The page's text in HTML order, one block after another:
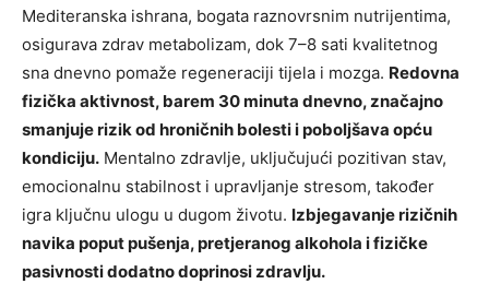
Mediteranska ishrana, bogata raznovrsnim nutrijentima,
osigurava zdrav metabolizam, dok 7–8 sati kvalitetnog
sna dnevno pomaže regeneraciji tijela i mozga. Redovna
fizička aktivnost, barem 30 minuta dnevno, značajno
smanjuje rizik od hroničnih bolesti i poboljšava opću
kondiciju. Mentalno zdravlje, uključujući pozitivan stav,
emocionalnu stabilnost i upravljanje stresom, također
igra ključnu ulogu u dugom životu. Izbjegavanje rizičnih
navika poput pušenja, pretjeranog alkohola i fizičke
pasivnosti dodatno doprinosi zdravlju.